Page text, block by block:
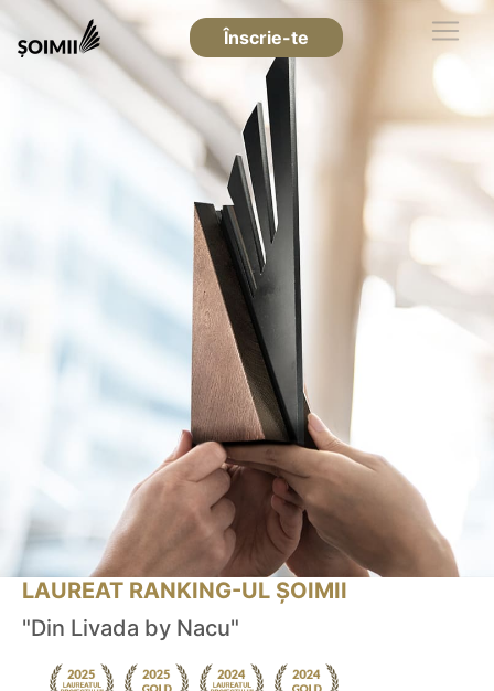
Înscrie-te
LAUREAT RANKING-UL ȘOIMII
"Din Livada by Nacu"